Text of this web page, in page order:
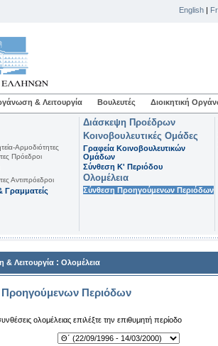
English |
& Λειτουργία Βουλευτές Διοικητική
Αρμοδιότητες
Πρόεδροι
Αντιπρόεδροι
Γραμματείς
Διάσκεψη Προέδρων
Κοινοβουλευτικές Ομάδες
Γραφεία Κοινοβουλευτικών
Ομάδων
Σύνθεση K' Περιόδου
Ολομέλεια
Σύνθεση Προηγούμενων Περιόδων
Λειτουργία : Ολομέλεια
Προηγούμενων Περιόδων
ολομέλειας επιλέξτε την επιθυμητή περίοδο